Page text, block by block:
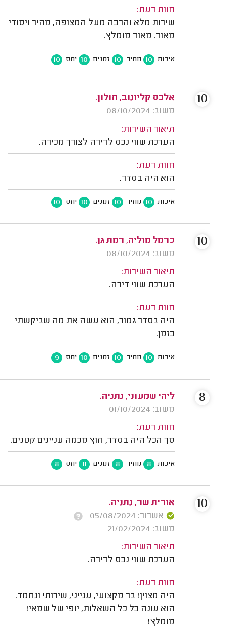
חוות דעת:
שירות מלא והרבה מעל המצופה, מהיר ויסודי
מאוד. מאוד מומלץ.
איכות 10 מחיר 10 זמנים 10 יחס 10
אלכס קליונוב, חולון.
משוב: 08/10/2024
תיאור השירות:
הערכת שווי נכס לדירה לצורך מכירה.
חוות דעת:
הוא היה בסדר.
איכות 10 מחיר 10 זמנים 10 יחס 10
10
כרמל מוליה, רמת גן.
משוב: 08/10/2024
תיאור השירות:
הערכת שווי דירה.
חוות דעת:
היה בסדר גמור, הוא עשה את מה שביקשתי
בזמן.
איכות 10 מחיר 10 זמנים 10 יחס 9
10
ליהי שמעוני, נתניה.
משוב: 01/10/2024
חוות דעת:
סך הכל היה בסדר, חוץ מכמה עניינים קטנים.
איכות 8 מחיר 8 זמנים 8 יחס 8
8
אורית שר, נתניה.
אשרור: 05/08/2024
משוב: 21/02/2024
תיאור השירות:
הערכת שווי נכס לדירה.
חוות דעת:
היה מצוין! בר מקצועי, ענייני, שירותי ונחמד.
הוא עונה כל כל השאלות, יופי של שמאי!
מומלץ!
10